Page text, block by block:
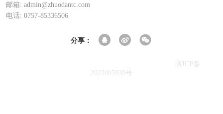
邮箱: admin@zhuodantc.com
电话: 0757-85336506
分享：
陕ICP备
2022005939号